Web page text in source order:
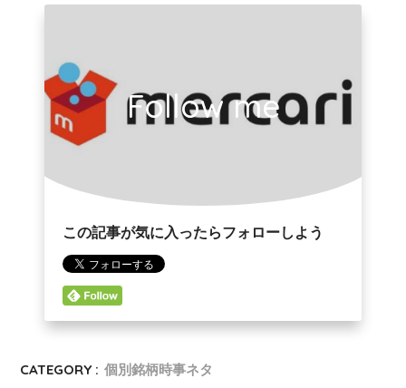
Follow me
この記事が気に入ったらフォローしよう
CATEGORY : 個別銘柄時事ネタ